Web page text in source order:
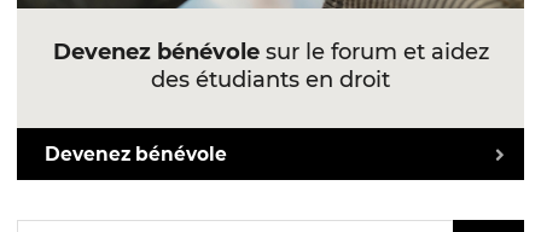
Devenez bénévolesur le forum et aidez
des étudiants en droit
Devenez bénévole